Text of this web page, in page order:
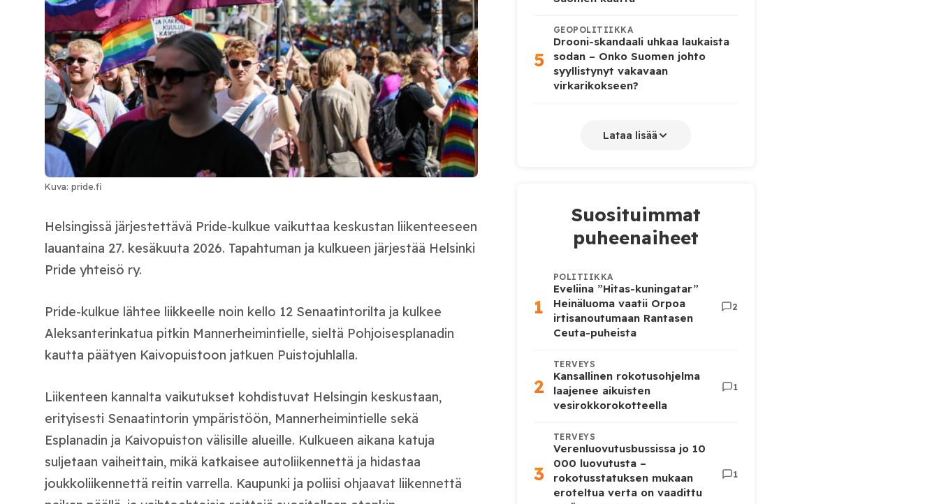
Kuva: pride.fi
Helsingissä järjestettävä Pride-kulkue vaikuttaa keskustan liikenteeseen
lauantaina 27. kesäkuuta 2026. Tapahtuman ja kulkueen järjestää Helsinki
Pride yhteisö ry.
Pride-kulkue lähtee liikkeelle noin kello 12 Senaatintorilta ja kulkee
Aleksanterinkatua pitkin Mannerheimintielle, sieltä Pohjoisesplanadin
kautta päätyen Kaivopuistoon jatkuen Puistojuhlalla.
Liikenteen kannalta vaikutukset kohdistuvat Helsingin keskustaan,
erityisesti Senaatintorin ympäristöön, Mannerheimintielle sekä
Esplanadin ja Kaivopuiston välisille alueille. Kulkueen aikana katuja
suljetaan vaiheittain, mikä katkaisee autoliikennettä ja hidastaa
joukkoliikennettä reitin varrella. Kaupunki ja poliisi ohjaavat liikennettä
5
GEOPOLITIIKKA
Drooni-skandaali uhkaa laukaista
sodan – Onko Suomen johto
syyllistynyt vakavaan
virkarikokseen?
Lataa lisää
Suosituimmat
puheenaiheet
1
POLITIIKKA
Eveliina ”Hitas-kuningatar”
Heinäluoma vaatii Orpoa
irtisanoutumaan Rantasen
Ceuta-puheista
2
2
TERVEYS
Kansallinen rokotusohjelma
laajenee aikuisten
vesirokkorokotteella
1
3
TERVEYS
Verenluovutusbussissa jo 10
000 luovutusta –
rokotusstatuksen mukaan
eroteltua verta on vaadittu
1